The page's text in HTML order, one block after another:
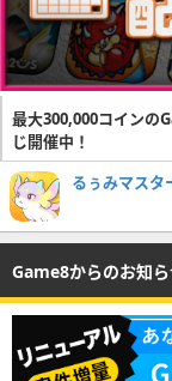
最大300,000コインの
じ開催中！
るぅみマスタ
Game8からのお知